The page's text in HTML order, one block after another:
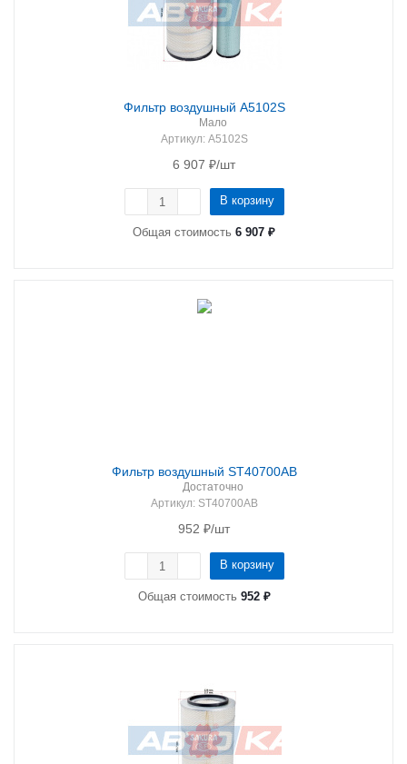
Фильтр воздушный A5102S
Мало
Артикул: A5102S
6 907 ₽/шт
В корзину
Общая стоимость 6 907 ₽
Фильтр воздушный ST40700AB
Достаточно
Артикул: ST40700AB
952 ₽/шт
В корзину
Общая стоимость 952 ₽